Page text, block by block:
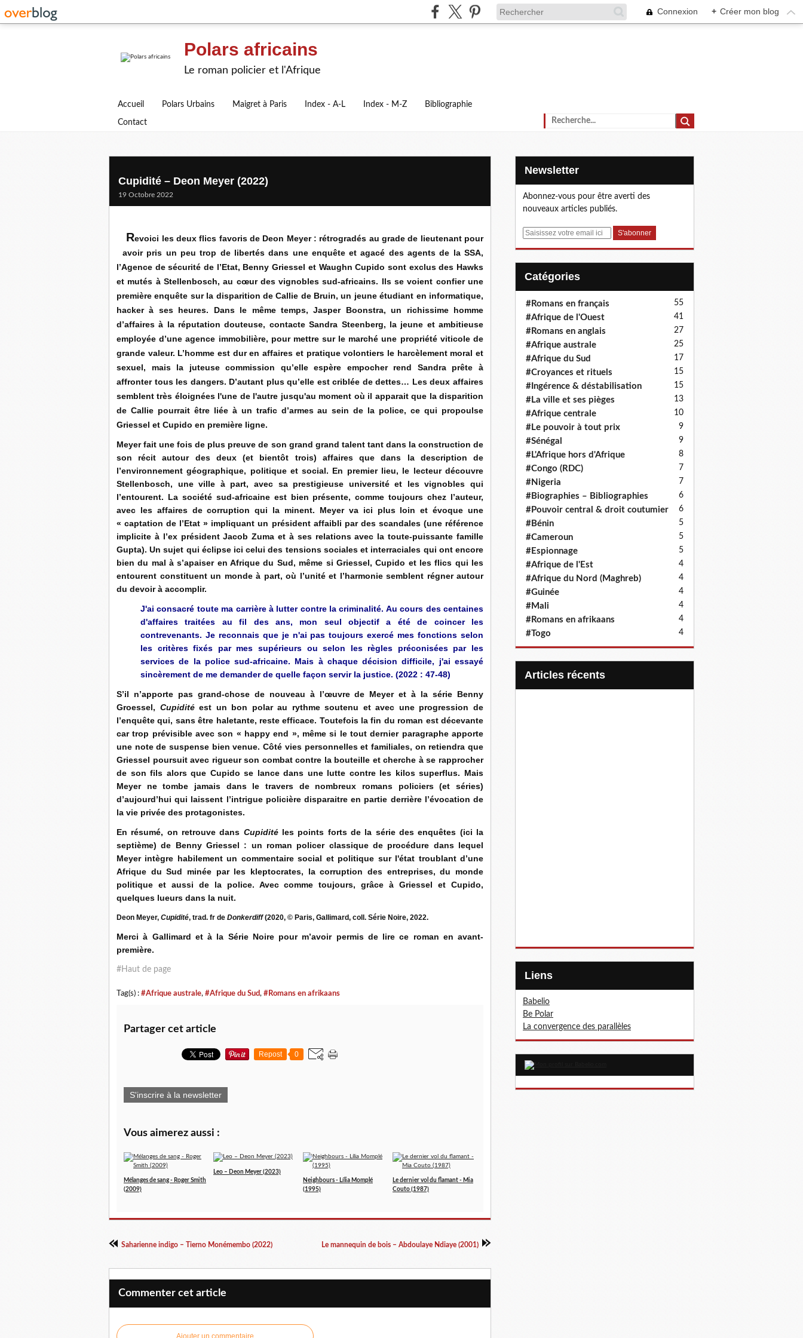
Connexion + Créer mon blog
Polars africains
Le roman policier et l'Afrique
Accueil Polars Urbains Maigret à Paris Index - A-L Index - M-Z Bibliographie
Contact
Cupidité – Deon Meyer (2022)
19 Octobre 2022
Revoici les deux flics favoris de Deon Meyer : rétrogradés au grade de lieutenant pour
avoir pris un peu trop de libertés dans une enquête et agacé des agents de la SSA,
l’Agence de sécurité de l’Etat, Benny Griessel et Waughn Cupido sont exclus des Hawks
et mutés à Stellenbosch, au cœur des vignobles sud-africains. Ils se voient confier une
première enquête sur la disparition de Callie de Bruin, un jeune étudiant en informatique,
hacker à ses heures. Dans le même temps, Jasper Boonstra, un richissime homme
d’affaires à la réputation douteuse, contacte Sandra Steenberg, la jeune et ambitieuse
employée d’une agence immobilière, pour mettre sur le marché une propriété viticole de
grande valeur. L’homme est dur en affaires et pratique volontiers le harcèlement moral et
sexuel, mais la juteuse commission qu’elle espère empocher rend Sandra prête à
affronter tous les dangers. D’autant plus qu’elle est criblée de dettes… Les deux affaires
semblent très éloignées l'une de l'autre jusqu'au moment où il apparait que la disparition
de Callie pourrait être liée à un trafic d’armes au sein de la police, ce qui propoulse
Griessel et Cupido en première ligne.
Meyer fait une fois de plus preuve de son grand grand talent tant dans la construction de
son récit autour des deux (et bientôt trois) affaires que dans la description de
l’environnement géographique, politique et social. En premier lieu, le lecteur découvre
Stellenbosch, une ville à part, avec sa prestigieuse université et les vignobles qui
l’entourent. La société sud-africaine est bien présente, comme toujours chez l’auteur,
avec les affaires de corruption qui la minent. Meyer va ici plus loin et évoque une
« captation de l’Etat » impliquant un président affaibli par des scandales (une référence
implicite à l’ex président Jacob Zuma et à ses relations avec la toute-puissante famille
Gupta). Un sujet qui éclipse ici celui des tensions sociales et interraciales qui ont encore
bien du mal à s’apaiser en Afrique du Sud, même si Griessel, Cupido et les flics qui les
entourent constituent un monde à part, où l’unité et l’harmonie semblent régner autour
du devoir à accomplir.
J'ai consacré toute ma carrière à lutter contre la criminalité. Au cours des centaines
d'affaires traitées au fil des ans, mon seul objectif a été de coincer les
contrevenants. Je reconnais que je n'ai pas toujours exercé mes fonctions selon
les critères fixés par mes supérieurs ou selon les règles préconisées par les
services de la police sud-africaine. Mais à chaque décision difficile, j'ai essayé
sincèrement de me demander de quelle façon servir la justice. (2022 : 47-48)
S’il n’apporte pas grand-chose de nouveau à l’œuvre de Meyer et à la série Benny
Groessel, Cupiditéest un bon polar au rythme soutenu et avec une progression de
l’enquête qui, sans être haletante, reste efficace. Toutefois la fin du roman est décevante
car trop prévisible avec son « happy end », même si le tout dernier paragraphe apporte
une note de suspense bien venue. Côté vies personnelles et familiales, on retiendra que
Griessel poursuit avec rigueur son combat contre la bouteille et cherche à se rapprocher
de son fils alors que Cupido se lance dans une lutte contre les kilos superflus. Mais
Meyer ne tombe jamais dans le travers de nombreux romans policiers (et séries)
d’aujourd’hui qui laissent l’intrigue policière disparaitre en partie derrière l’évocation de
la vie privée des protagonistes.
En résumé, on retrouve dans Cupiditéles points forts de la série des enquêtes (ici la
septième) de Benny Griessel : un roman policer classique de procédure dans lequel
Meyer intègre habilement un commentaire social et politique sur l'état troublant d’une
Afrique du Sud minée par les kleptocrates, la corruption des entreprises, du monde
politique et aussi de la police. Avec comme toujours, grâce à Griessel et Cupido,
quelques lueurs dans la nuit.
Deon Meyer, Cupidité, trad. fr de Donkerdiff(2020, © Paris, Gallimard, coll. Série Noire, 2022.
Merci à Gallimard et à la Série Noire pour m’avoir permis de lire ce roman en avant-
première.
#Haut de page
Tag(s) : #Afrique australe, #Afrique du Sud, #Romans en afrikaans
Partager cet article
Repost 0
S'inscrire à la newsletter
Vous aimerez aussi :
Mélanges de sang - Roger Smith
(2009)
Leo – Deon Meyer (2023)
Neighbours - Lília Momplé
(1995)
Le dernier vol du flamant - Mia
Couto (1987)
Saharienne indigo – Tierno Monémembo (2022) Le mannequin de bois – Abdoulaye Ndiaye (2001)
Commenter cet article
Ajouter un commentaire
Newsletter
Abonnez-vous pour être averti des
nouveaux articles publiés.
E
Catégories
#Romans en français 55
#Afrique de l'Ouest 41
#Romans en anglais 27
#Afrique australe 25
#Afrique du Sud 17
#Croyances et rituels 15
#Ingérence & déstabilisation 15
#La ville et ses pièges 13
#Afrique centrale 10
#Le pouvoir à tout prix 9
#Sénégal 9
#L'Afrique hors d'Afrique 8
#Congo (RDC) 7
#Nigeria 7
#Biographies – Bibliographies 6
#Pouvoir central & droit coutumier 6
#Bénin 5
#Cameroun 5
#Espionnage 5
#Afrique de l'Est 4
#Afrique du Nord (Maghreb) 4
#Guinée 4
#Mali 4
#Romans en afrikaans 4
#Togo 4
articles récents
Liens
Babelio
Be Polar
La convergence des parallèles